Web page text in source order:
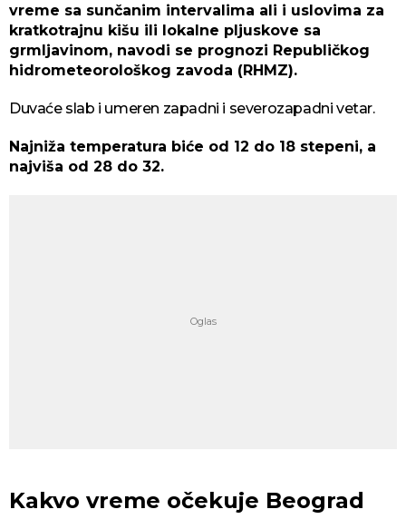
vreme sa sunčanim intervalima ali i uslovima za
kratkotrajnu kišu ili lokalne pljuskove sa
grmljavinom, navodi se prognozi Republičkog
hidrometeorološkog zavoda (RHMZ).
Duvaće slab i umeren zapadni i severozapadni vetar.
Najniža temperatura biće od 12 do 18 stepeni, a
najviša od 28 do 32.
Kakvo vreme očekuje Beograd